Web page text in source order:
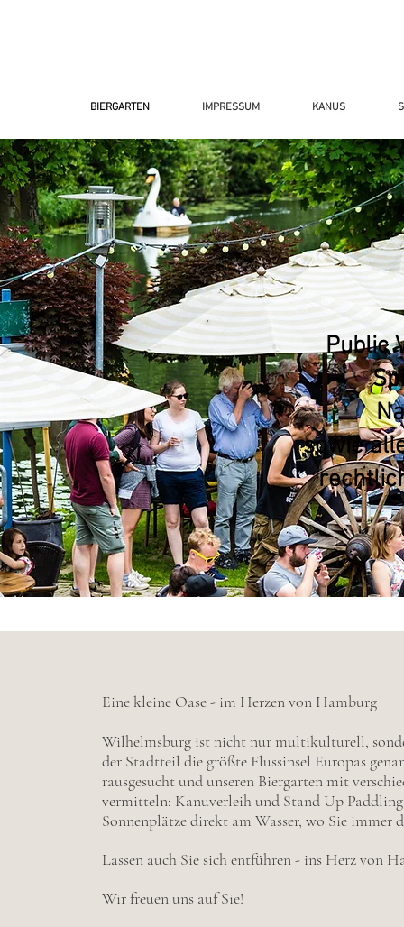
BIERGARTEN IMPRESSUM KANUS
Public
sowie
Eine kleine Oase - im Herzen von Hamburg
Wilhelmsburg ist nicht nur multikulturell,
der Stadtteil die größte Flussinsel Europas
rausgesucht und unseren Biergarten mit
vermitteln: Kanuverleih und Stand Up
Sonnenplätze direkt am Wasser, wo Sie immer
Lassen auch Sie sich entführen - ins Herz von
Wir freuen uns auf Sie!